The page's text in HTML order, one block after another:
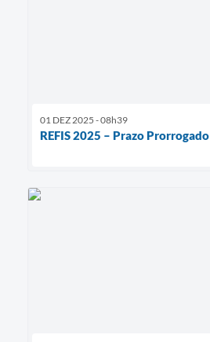
01 DEZ 2025 - 08h39
REFIS 2025 – Prazo Prorrogado